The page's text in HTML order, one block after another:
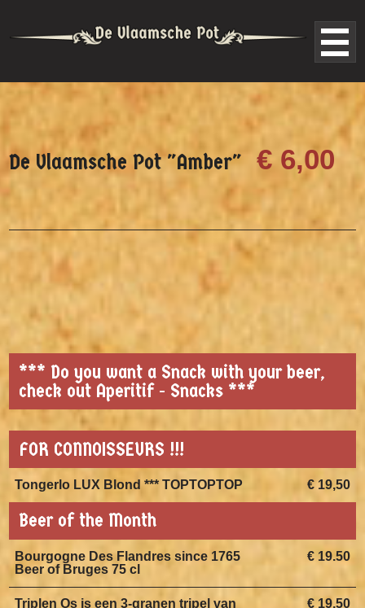
De Vlaamsche Pot "Amber" € 6,00
*** Do you want a Snack with your beer,
check out Aperitif - Snacks ***
FOR CONNOISSEURS !!!
€ 19,50
Tongerlo LUX Blond *** TOPTOPTOP
Beer of the Month
€ 19.50
Bourgogne Des Flandres since 1765
Beer of Bruges 75 cl
€ 19,50
Triplen Os is een 3-granen tripel van